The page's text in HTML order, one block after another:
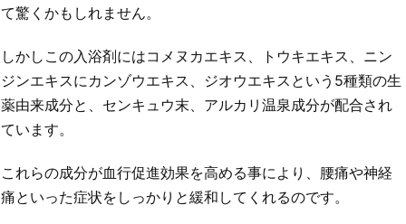
て驚くかもしれません。
しかしこの入浴剤にはコメヌカエキス、トウキエキス、ニン
ジンエキスにカンゾウエキス、ジオウエキスという5種類の生
薬由来成分と、センキュウ末、アルカリ温泉成分が配合され
ています。
これらの成分が血行促進効果を高める事により、腰痛や神経
痛といった症状をしっかりと緩和してくれるのです。